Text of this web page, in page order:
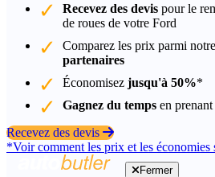
Recevez des devis pour le
de roues de votre Ford
Comparez les prix parmi notre
partenaires
Économisez jusqu'à 50%*
Gagnez du temps en
Recevez des devis
*Voir comment les prix et les économies
Fermer